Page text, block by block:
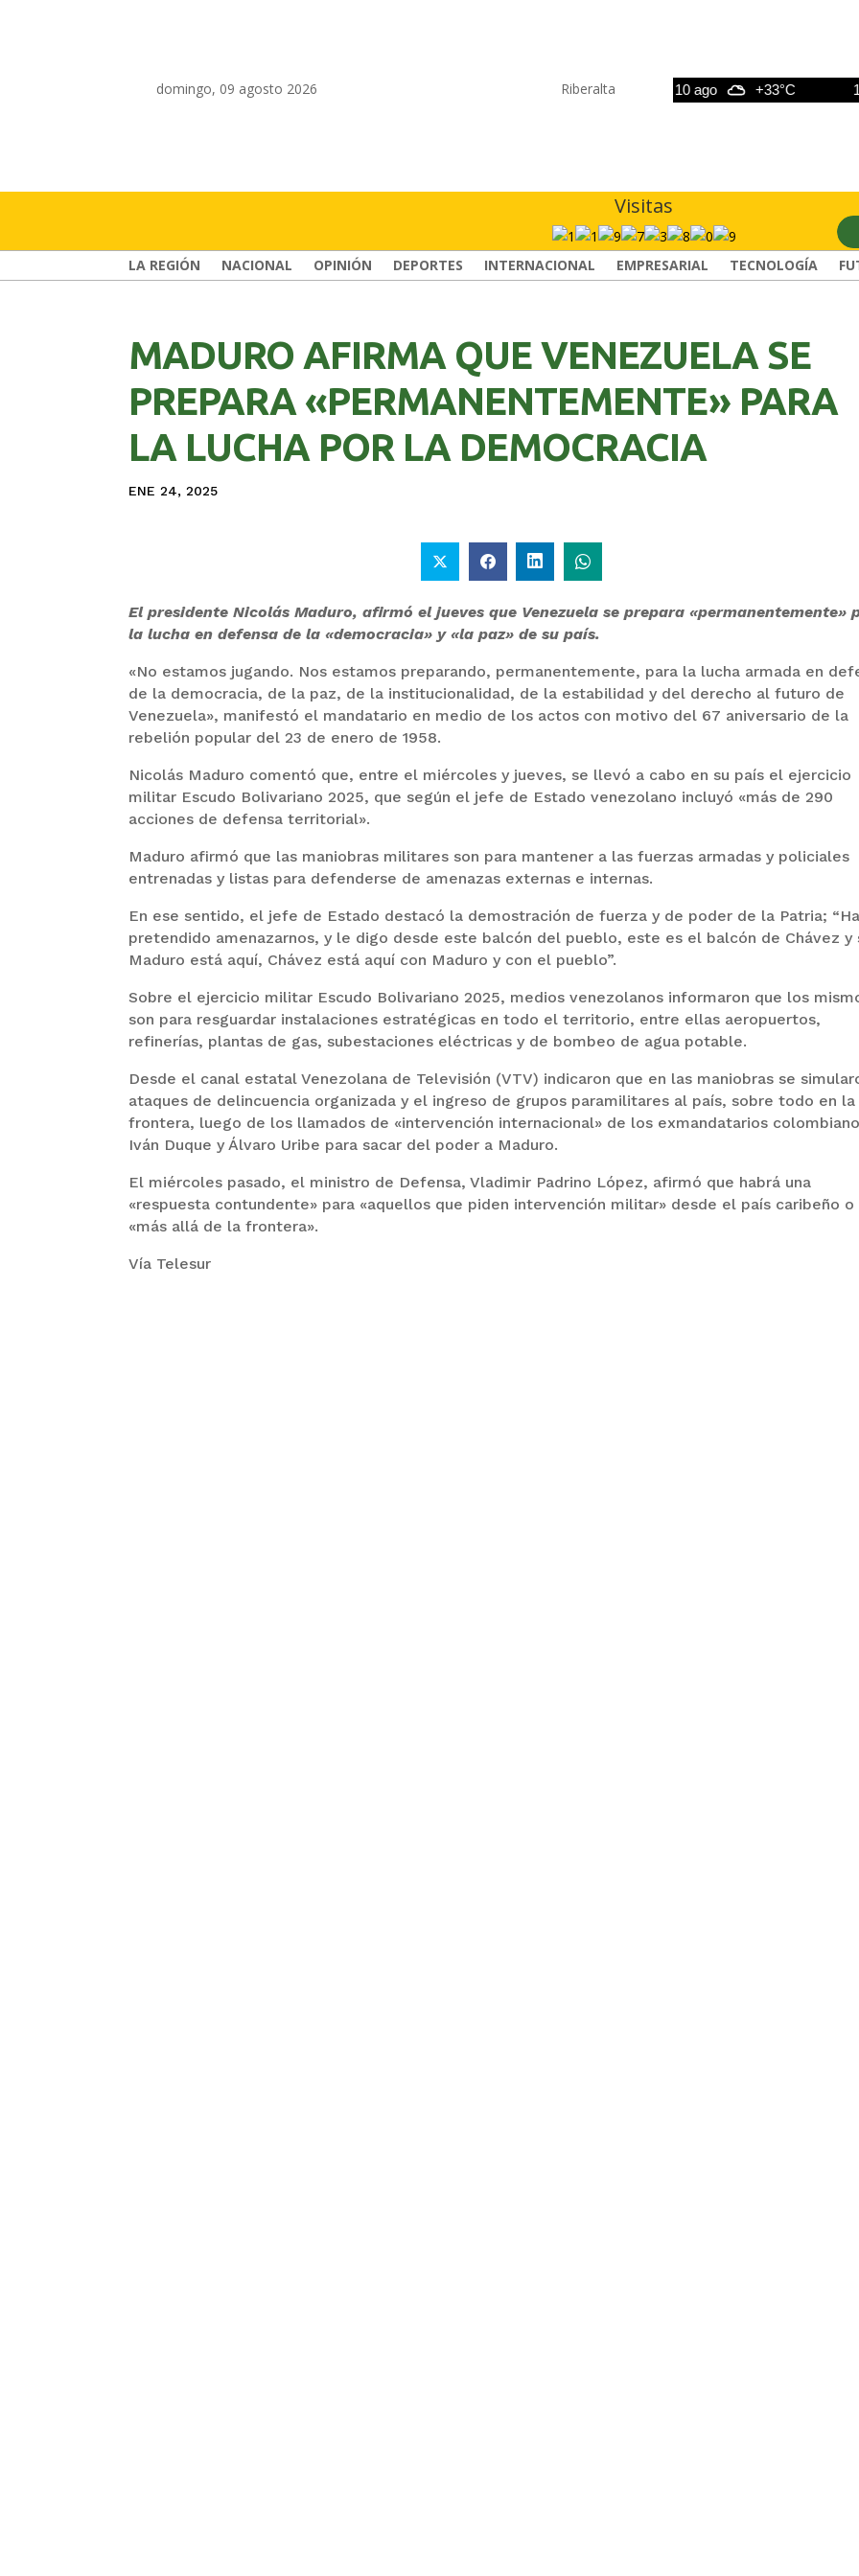
domingo, 09 agosto 2026 Riberalta
+33°C 10 ago +33°C 11
Visitas
LA REGIÓN NACIONAL OPINIÓN DEPORTES INTERNACIONAL EMPRESARIAL TECNOLOGÍA
MADURO AFIRMA QUE VENEZUELA SE
PREPARA «PERMANENTEMENTE» PARA
LA LUCHA POR LA DEMOCRACIA
ENE 24, 2025
El presidente Nicolás Maduro, afirmó el jueves que Venezuela se prepara «permanentemente»
la lucha en defensa de la «democracia» y «la paz» de su país.
«No estamos jugando. Nos estamos preparando, permanentemente, para la lucha armada en
de la democracia, de la paz, de la institucionalidad, de la estabilidad y del derecho al futuro de
Venezuela», manifestó el mandatario en medio de los actos con motivo del 67 aniversario de la
rebelión popular del 23 de enero de 1958.
Nicolás Maduro comentó que, entre el miércoles y jueves, se llevó a cabo en su país el ejercicio
militar Escudo Bolivariano 2025, que según el jefe de Estado venezolano incluyó «más de 290
acciones de defensa territorial».
Maduro afirmó que las maniobras militares son para mantener a las fuerzas armadas y policiales
entrenadas y listas para defenderse de amenazas externas e internas.
En ese sentido, el jefe de Estado destacó la demostración de fuerza y de poder de la Patria;
pretendido amenazarnos, y le digo desde este balcón del pueblo, este es el balcón de Chávez y
Maduro está aquí, Chávez está aquí con Maduro y con el pueblo”.
Sobre el ejercicio militar Escudo Bolivariano 2025, medios venezolanos informaron que los
son para resguardar instalaciones estratégicas en todo el territorio, entre ellas aeropuertos,
refinerías, plantas de gas, subestaciones eléctricas y de bombeo de agua potable.
Desde el canal estatal Venezolana de Televisión (VTV) indicaron que en las maniobras se
ataques de delincuencia organizada y el ingreso de grupos paramilitares al país, sobre todo en la
frontera, luego de los llamados de «intervención internacional» de los exmandatarios
Iván Duque y Álvaro Uribe para sacar del poder a Maduro.
El miércoles pasado, el ministro de Defensa, Vladimir Padrino López, afirmó que habrá una
«respuesta contundente» para «aquellos que piden intervención militar» desde el país caribeño o
«más allá de la frontera».
Vía Telesur